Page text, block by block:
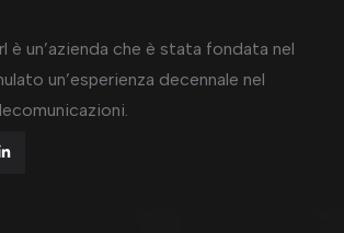
è un’azienda che è stata fondata nel
un’esperienza decennale nel